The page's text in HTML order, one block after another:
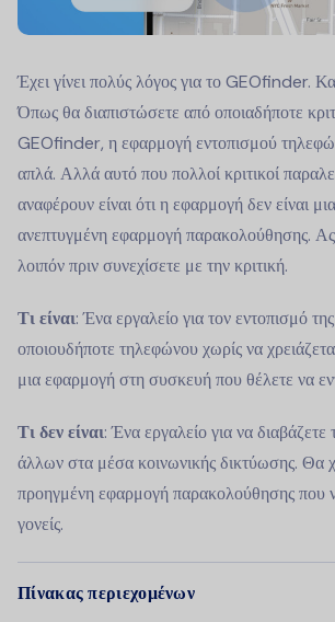
Έχει γίνει πολύς λόγος για το GEOfinder.
Όπως θα διαπιστώσετε από οποιαδήποτε
GEOfinder, η εφαρμογή εντοπισμού
απλά. Αλλά αυτό που πολλοί κριτικοί
αναφέρουν είναι ότι η εφαρμογή δεν είναι
ανεπτυγμένη εφαρμογή παρακολούθησης.
λοιπόν πριν συνεχίσετε με την κριτική.
Τι είναι: Ένα εργαλείο για τον εντοπισμό
οποιουδήποτε τηλεφώνου χωρίς να
μια εφαρμογή στη συσκευή που θέλετε να
Τι δεν είναι: Ένα εργαλείο για να
άλλων στα μέσα κοινωνικής δικτύωσης. Θα
προηγμένη εφαρμογή παρακολούθησης που
γονείς.
Πίνακας περιεχομένων